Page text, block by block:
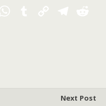
Next Post